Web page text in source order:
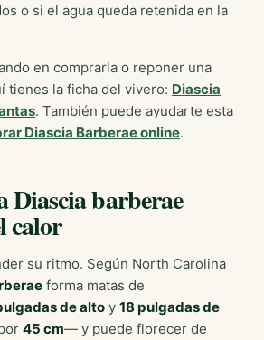
o si el agua queda retenida en la
en comprarla o reponer una
tienes la ficha del vivero: Diascia
. También puede ayudarte esta
Diascia Barberae online.
Diascia barberae
calor
su ritmo. Según North Carolina
forma matas de
de alto y 18 pulgadas de
45 cm— y puede florecer de